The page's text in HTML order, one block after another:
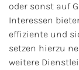
oder sonst auf
Interessen
effiziente und
setzen hierzu
weitere